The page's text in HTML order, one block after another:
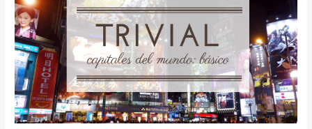
capitales
del
mundo:
Nivel
básico